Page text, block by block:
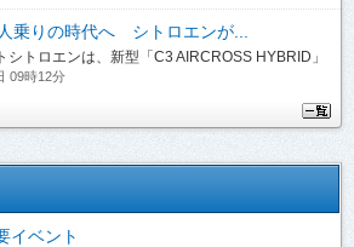
乗りの時代へ シトロエンが...
トロエンは、新型「C3 AIRCROSS HYBRID」
09時12分
イベント